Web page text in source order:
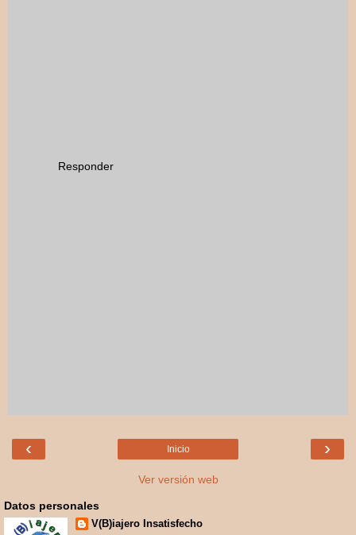
Responder
‹ ›
Inicio
Ver versión web
Datos personales
V(B)iajero Insatisfecho